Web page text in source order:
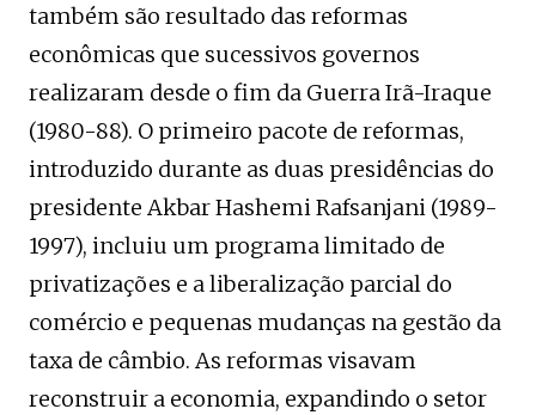
também são resultado das reformas
econômicas que sucessivos governos
realizaram desde o fim da Guerra Irã-Iraque
(1980-88). O primeiro pacote de reformas,
introduzido durante as duas presidências do
presidente Akbar Hashemi Rafsanjani (1989-
1997), incluiu um programa limitado de
privatizações e a liberalização parcial do
comércio e pequenas mudanças na gestão da
taxa de câmbio. As reformas visavam
reconstruir a economia, expandindo o setor